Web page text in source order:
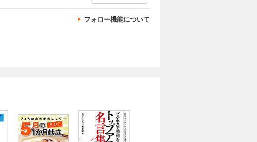
フォロー機能について